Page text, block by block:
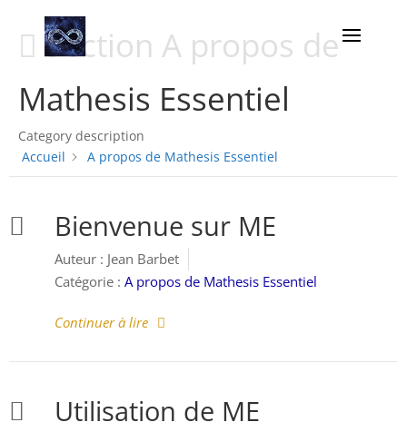
Section A propos de
Mathesis Essentiel
Category description
Accueil
A propos de Mathesis Essentiel
Bienvenue sur ME
Auteur : Jean Barbet
Catégorie : A propos de Mathesis Essentiel
Continuer à lire
Utilisation de ME